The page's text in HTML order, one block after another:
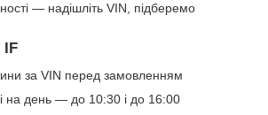
— надішліть VIN, підберемо
IF
за VIN перед замовленням
на день — до 10:30 і до 16:00